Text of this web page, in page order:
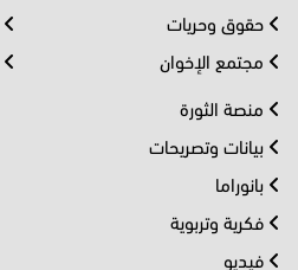
حقوق وحريات
مجتمع الإخوان
منصة الثورة
بيانات وتصريحات
بانوراما
فكرية وتربوية
فيديو